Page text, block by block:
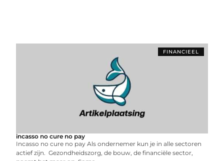
FINANCIEEL
incasso no cure no pay
Incasso no cure no pay Als ondernemer kun je in alle sectoren
actief zijn. Gezondheidszorg, de bouw, de financiële sector,